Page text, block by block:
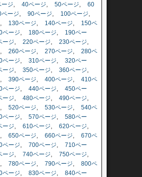
ジ, 40ページ, 50ページ, 60
ページ, 90ページ, 100ページ,
, 130ページ, 140ページ,
150ペ
ページ, 180ページ,
190ペー
ージ, 220ページ, 230ページ,
, 260ページ, 270ページ, 280ペ
ページ, 310ページ, 320ペー
ージ, 350ページ, 360ページ,
, 390ページ, 400ページ, 410ペ
ページ, 440ページ, 450ペー
ージ, 480ページ, 490ページ,
, 520ページ, 530ページ, 540ペ
ページ, 570ページ, 580ペー
ージ, 610ページ, 620ページ,
, 650ページ, 660ページ, 670ペ
ページ, 700ページ, 710ペー
ージ, 740ページ, 750ページ,
, 780ページ, 790ページ, 800ペ
ページ, 830ページ, 840ペー